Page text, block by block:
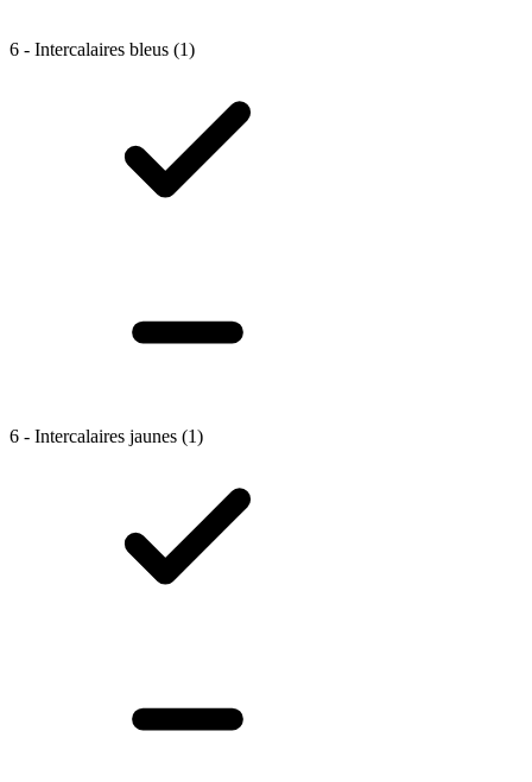
6 - Intercalaires bleus (1)
6 - Intercalaires jaunes (1)